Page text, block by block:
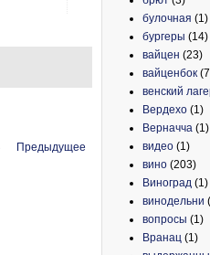
Предыдущее
булочная (1)
бургеры (14)
вайцен (23)
вайценбок
венский
Вердехо (1)
Верначча (1)
видео (1)
вино (203)
Виноград (1)
винодельни
вопросы (1)
Вранац (1)